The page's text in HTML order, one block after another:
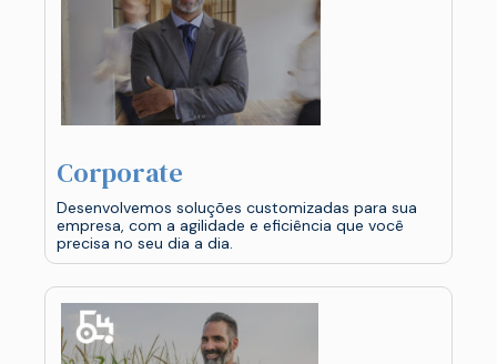
Corporate
Desenvolvemos soluções customizadas para sua
empresa, com a agilidade e eficiência que você
precisa no seu dia a dia.